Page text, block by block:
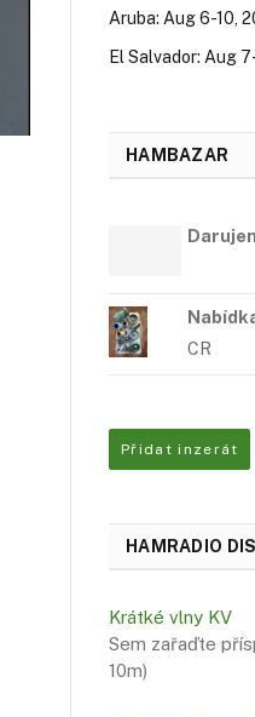
Aruba: Aug 6-10,
El Salvador: Aug
HAMBAZAR
CR
Přidat inzerát
HAMRADIO
Krátké vlny KV
Sem zařaďte
10m)